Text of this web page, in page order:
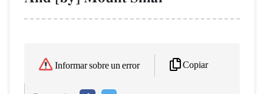
Informar sobre un error Copiar